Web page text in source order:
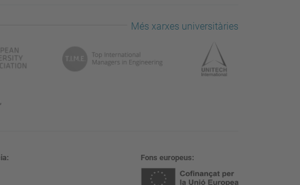
Més xarxes universitàries
Fons europeus